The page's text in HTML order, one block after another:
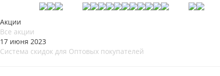
Акции
Все акции
17 июня 2023
Система скидок для Оптовых покупателей